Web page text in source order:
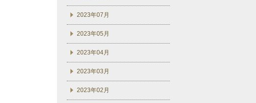
2023年07月
2023年05月
2023年04月
2023年03月
2023年02月